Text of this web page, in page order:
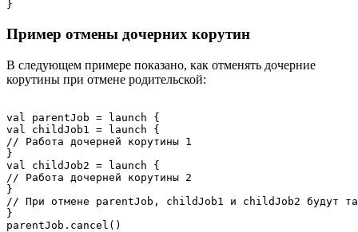
Пример отмены дочерних корутин
В следующем примере показано, как отменять дочерние
корутины при отмене родительской:
val parentJob = launch {
val childJob1 = launch {
// Работа дочерней корутины 1
}
val childJob2 = launch {
// Работа дочерней корутины 2
}
// При отмене parentJob, childJob1 и childJob2 будут
}
parentJob.cancel()